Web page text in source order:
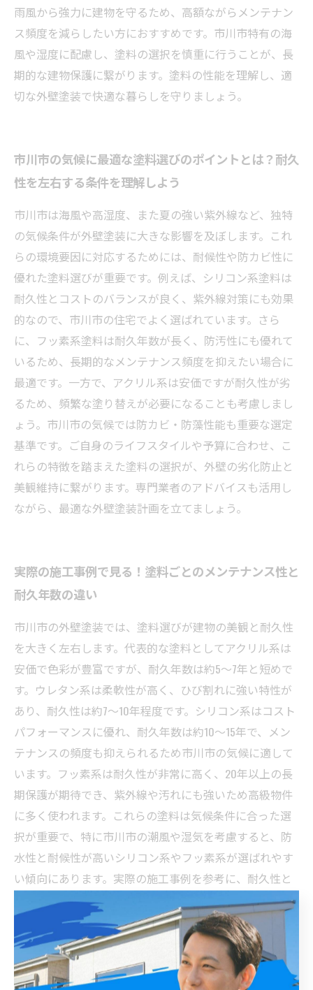
雨風から強力に建物を守るため、高額ながらメンテナン
ス頻度を減らしたい方におすすめです。市川市特有の海
風や湿度に配慮し、塗料の選択を慎重に行うことが、長
期的な建物保護に繋がります。塗料の性能を理解し、適
切な外壁塗装で快適な暮らしを守りましょう。
市川市の気候に最適な塗料選びのポイントとは？耐久
性を左右する条件を理解しよう
市川市は海風や高湿度、また夏の強い紫外線など、独特
の気候条件が外壁塗装に大きな影響を及ぼします。これ
らの環境要因に対応するためには、耐候性や防カビ性に
優れた塗料選びが重要です。例えば、シリコン系塗料は
耐久性とコストのバランスが良く、紫外線対策にも効果
的なので、市川市の住宅でよく選ばれています。さら
に、フッ素系塗料は耐久年数が長く、防汚性にも優れて
いるため、長期的なメンテナンス頻度を抑えたい場合に
最適です。一方で、アクリル系は安価ですが耐久性が劣
るため、頻繁な塗り替えが必要になることも考慮しまし
ょう。市川市の気候では防カビ・防藻性能も重要な選定
基準です。ご自身のライフスタイルや予算に合わせ、こ
れらの特徴を踏まえた塗料の選択が、外壁の劣化防止と
美観維持に繋がります。専門業者のアドバイスも活用し
ながら、最適な外壁塗装計画を立てましょう。
実際の施工事例で見る！塗料ごとのメンテナンス性と
耐久年数の違い
市川市の外壁塗装では、塗料選びが建物の美観と耐久性
を大きく左右します。代表的な塗料としてアクリル系は
安価で色彩が豊富ですが、耐久年数は約5～7年と短めで
す。ウレタン系は柔軟性が高く、ひび割れに強い特性が
あり、耐久性は約7～10年程度です。シリコン系はコスト
パフォーマンスに優れ、耐久年数は約10～15年で、メン
テナンスの頻度も抑えられるため市川市の気候に適して
います。フッ素系は耐久性が非常に高く、20年以上の長
期保護が期待でき、紫外線や汚れにも強いため高級物件
に多く使われます。これらの塗料は気候条件に合った選
択が重要で、特に市川市の潮風や湿気を考慮すると、防
水性と耐候性が高いシリコン系やフッ素系が選ばれやす
い傾向にあります。実際の施工事例を参考に、耐久性と
メンテナンス性のバランスを考え最適な塗料を選びまし
ょう。
長持ちする外壁塗装の秘訣とは？市川市での賢い塗装